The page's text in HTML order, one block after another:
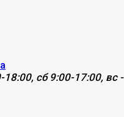
18:00, сб 9:00-17:00, вс -